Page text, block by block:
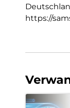
https://